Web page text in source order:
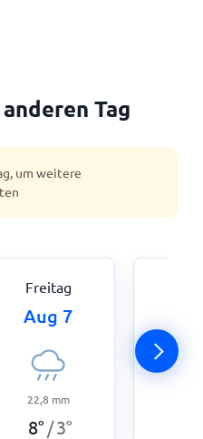
Tag
um weitere
Freitag
Aug 7
22,8 mm
8° /3°